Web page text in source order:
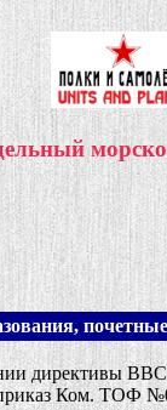
директивы ВВС
Ком. ТОФ